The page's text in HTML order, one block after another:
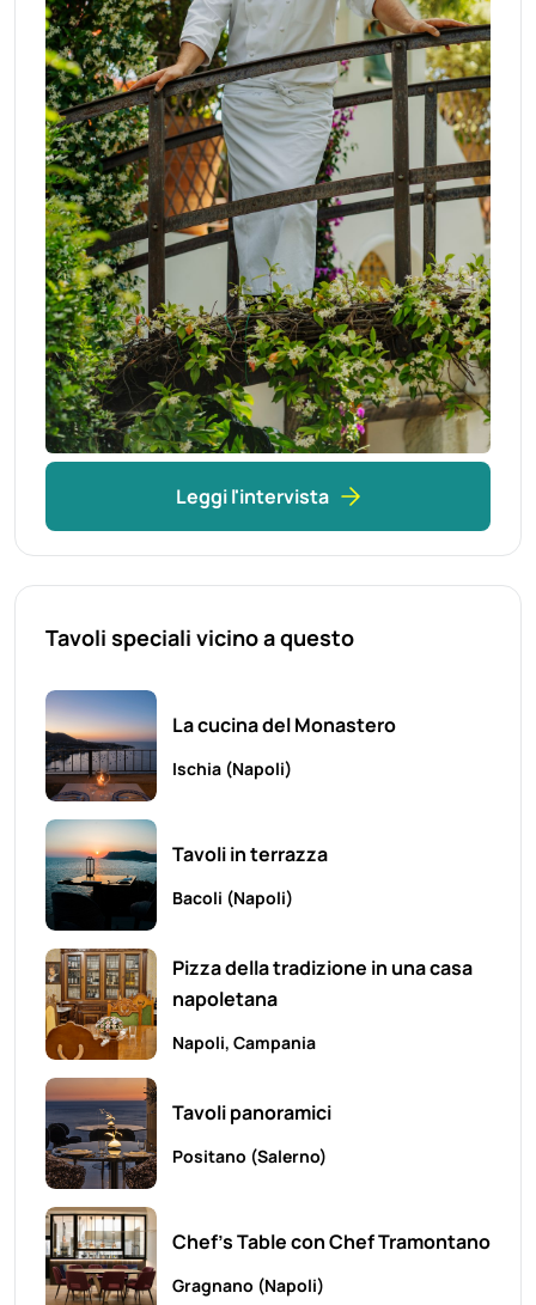
Leggi l'intervista
Tavoli speciali vicino a questo
La cucina del Monastero
Ischia (Napoli)
Tavoli in terrazza
Bacoli (Napoli)
Pizza della tradizione in una casa
napoletana
Napoli, Campania
Tavoli panoramici
Positano (Salerno)
Chef's Table con Chef Tramontano
Gragnano (Napoli)